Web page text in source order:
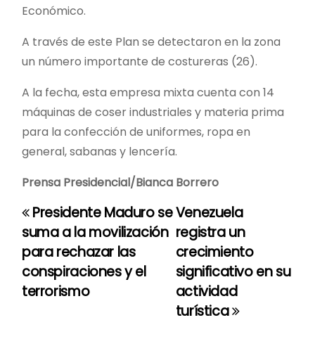
Económico.
A través de este Plan se detectaron en la zona
un número importante de costureras (26).
A la fecha, esta empresa mixta cuenta con 14
máquinas de coser industriales y materia prima
para la confección de uniformes, ropa en
general, sabanas y lencería.
Prensa Presidencial/Bianca Borrero
N
a
v
Venezuela
registra un
crecimiento
significativo en su
actividad
turística
Presidente Maduro se
suma a la movilización
para rechazar las
conspiraciones y el
terrorismo